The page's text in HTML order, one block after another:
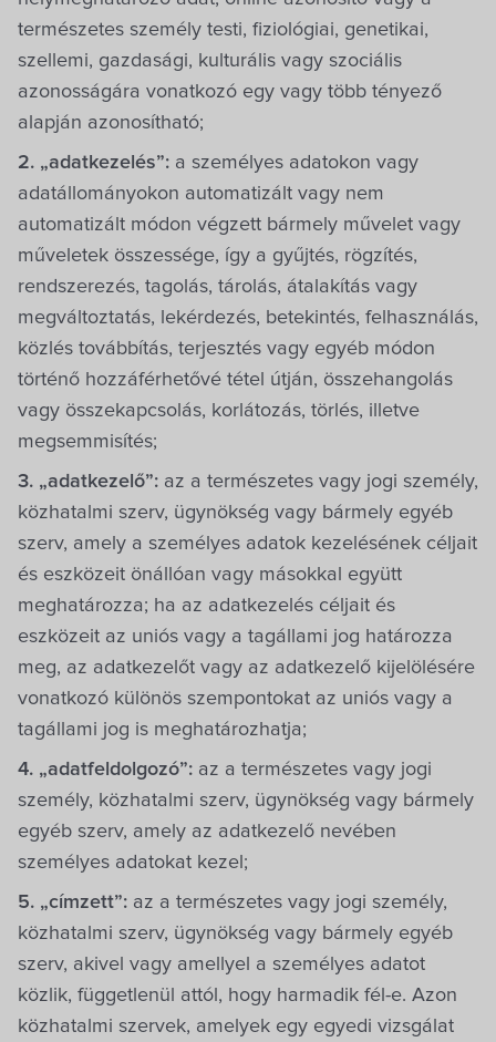
természetes személy testi, fiziológiai, genetikai,
szellemi, gazdasági, kulturális vagy szociális
azonosságára vonatkozó egy vagy több tényező
alapján azonosítható;
2. „adatkezelés”: a személyes adatokon vagy
adatállományokon automatizált vagy nem
automatizált módon végzett bármely művelet vagy
műveletek összessége, így a gyűjtés, rögzítés,
rendszerezés, tagolás, tárolás, átalakítás vagy
megváltoztatás, lekérdezés, betekintés, felhasználás,
közlés továbbítás, terjesztés vagy egyéb módon
történő hozzáférhetővé tétel útján, összehangolás
vagy összekapcsolás, korlátozás, törlés, illetve
megsemmisítés;
3. „adatkezelő”: az a természetes vagy jogi személy,
közhatalmi szerv, ügynökség vagy bármely egyéb
szerv, amely a személyes adatok kezelésének céljait
és eszközeit önállóan vagy másokkal együtt
meghatározza; ha az adatkezelés céljait és
eszközeit az uniós vagy a tagállami jog határozza
meg, az adatkezelőt vagy az adatkezelő kijelölésére
vonatkozó különös szempontokat az uniós vagy a
tagállami jog is meghatározhatja;
4. „adatfeldolgozó”: az a természetes vagy jogi
személy, közhatalmi szerv, ügynökség vagy bármely
egyéb szerv, amely az adatkezelő nevében
személyes adatokat kezel;
5. „címzett”: az a természetes vagy jogi személy,
közhatalmi szerv, ügynökség vagy bármely egyéb
szerv, akivel vagy amellyel a személyes adatot
közlik, függetlenül attól, hogy harmadik fél-e. Azon
közhatalmi szervek, amelyek egy egyedi vizsgálat